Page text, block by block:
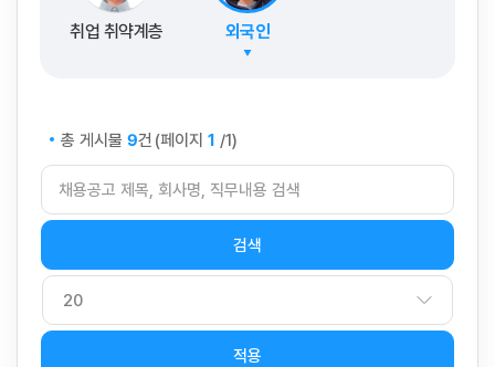
취업 취약계층 외국인
총 게시물 9건 (페이지 1 /1)
적용